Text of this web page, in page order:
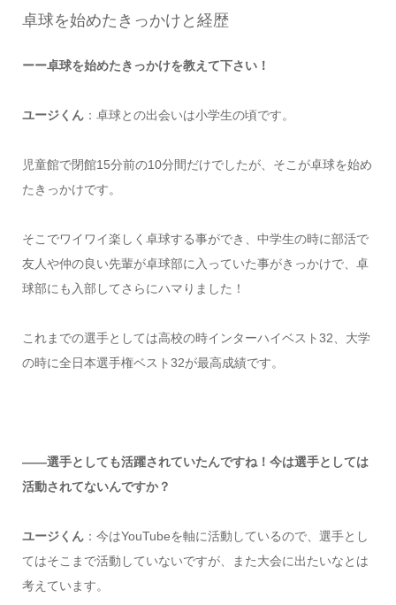
卓球を始めたきっかけと経歴
ーー卓球を始めたきっかけを教えて下さい！
ユージくん：卓球との出会いは小学生の頃です。
児童館で閉館15分前の10分間だけでしたが、そこが卓球を始め
たきっかけです。
そこでワイワイ楽しく卓球する事ができ、中学生の時に部活で
友人や仲の良い先輩が卓球部に入っていた事がきっかけで、卓
球部にも入部してさらにハマりました！
これまでの選手としては高校の時インターハイベスト32、大学
の時に全日本選手権ベスト32が最高成績です。
――選手としても活躍されていたんですね！今は選手としては
活動されてないんですか？
ユージくん：今はYouTubeを軸に活動しているので、選手とし
てはそこまで活動していないですが、また大会に出たいなとは
考えています。